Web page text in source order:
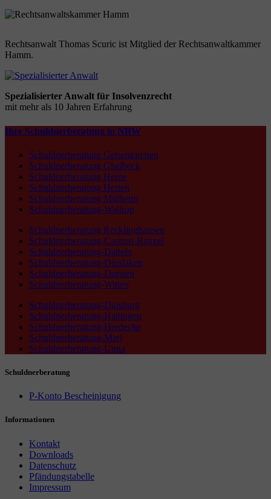
Rechtsanwalt Thomas Scuric ist Mitglied der Rechtsanwaltkammer
Hamm.
Spezialisierter Anwalt für Insolvenzrecht
mit mehr als 10 Jahren Erfahrung
Ihre Schuldnerberatung in NRW
Schuldnerberatung Gelsenkirchen
Schuldnerberatung Gladbeck
Schuldnerberatung Herne
Schuldnerberatung Herten
Schuldnerberatung Mülheim
Schuldnerberatung-Waltrop
Schuldnerberatung Recklinghausen
Schuldnerberatung-Castrop-Rauxel
Schuldnerberatung-Datteln
Schuldnerberatung-Dinslaken
Schuldnerberatung-Dorsten
Schuldnerberatung-Witten
Schuldnerberatung-Duisburg
Schuldnerberatung-Hattingen
Schuldnerberatung-Herdecke
Schuldnerberatung-Marl
Schuldnerberatung-Unna
Schuldnerberatung
P-Konto Bescheinigung
Informationen
Kontakt
Downloads
Datenschutz
Pfändungstabelle
Impressum